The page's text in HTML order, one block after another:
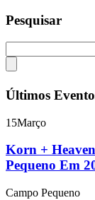
Pesquisar
Últimos
15Março
Korn +
Pequeno Em
Campo Pequeno